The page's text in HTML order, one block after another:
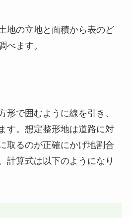
地の立地と面積から表のど
べます。
形で囲むように線を引き、
す。想定整形地は道路に対
取るのが正確にかげ地割合
計算式は以下のようになり